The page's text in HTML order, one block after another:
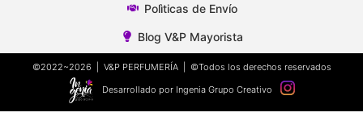
Polìticas de Envío
Blog V&P Mayorista
©2022~2026 | V&P PERFUMERÍA | ©Todos los derechos reservados
Desarrollado por Ingenia Grupo Creativo